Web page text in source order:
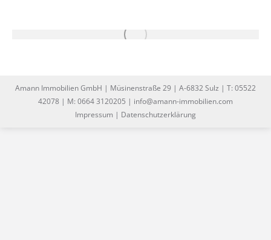
Amann Immobilien GmbH | Müsinenstraße 29 | A-6832 Sulz | T: 05522
42078 | M: 0664 3120205 | info@amann-immobilien.com
Impressum | Datenschutzerklärung